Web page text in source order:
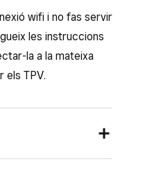
la impressora
d’impressió.
Assigna una
de la llista i
wifi i no fas servir
les instruccions
la a la mateixa
els TPV.